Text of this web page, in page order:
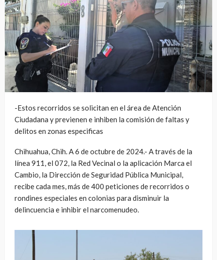
-Estos recorridos se solicitan en el área de Atención
Ciudadana y previenen e inhiben la comisión de faltas y
delitos en zonas especificas
Chihuahua, Chih. A 6 de octubre de 2024.- A través de la
línea 911, el 072, la Red Vecinal o la aplicación Marca el
Cambio, la Dirección de Seguridad Pública Municipal,
recibe cada mes, más de 400 peticiones de recorridos o
rondines especiales en colonias para disminuir la
delincuencia e inhibir el narcomenudeo.